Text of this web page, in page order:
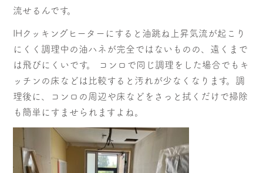
流せるんです。
IHクッキングヒーターにすると油跳ね上昇気流が起こり
にくく調理中の油ハネが完全ではないものの、遠くまで
は飛びにくいです。 コンロで同じ調理をした場合でもキ
ッチンの床などは比較すると汚れが少なくなります。調
理後に、コンロの周辺や床などをさっと拭くだけで掃除
も簡単にすませられますよね。